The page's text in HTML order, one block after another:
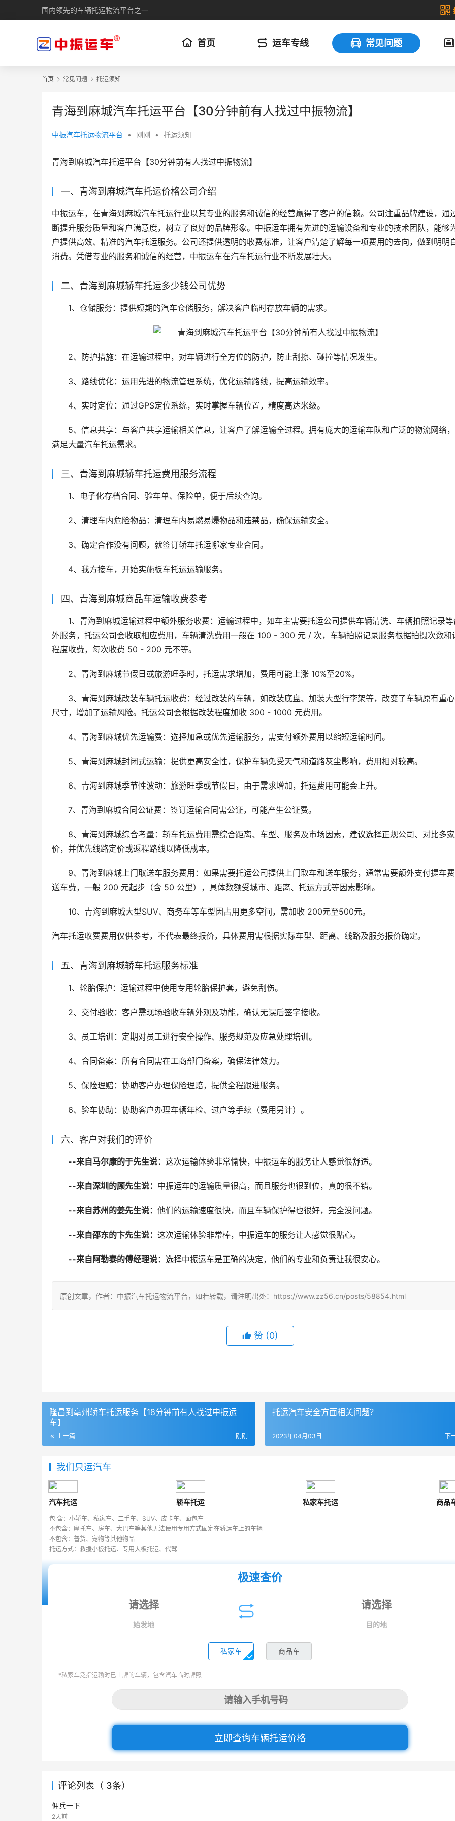
国内领先的车辆托运物流平台之一
首页 运车专线 常见问题
首页 常见问题 托运须知
青海到麻城汽车托运平台【30分钟前有人找过中振物流】
中振汽车托运物流平台 • 刚刚 • 托运须知
青海到麻城汽车托运平台【30分钟前有人找过中振物流】
一、青海到麻城汽车托运价格公司介绍
中振运车，在青海到麻城汽车托运行业以其专业的服务和诚信的经营赢得了客户的信赖。公司注重品牌建设，通
断提升服务质量和客户满意度，树立了良好的品牌形象。中振运车拥有先进的运输设备和专业的技术团队，能够
户提供高效、精准的汽车托运服务。公司还提供透明的收费标准，让客户清楚了解每一项费用的去向，做到明明
消费。凭借专业的服务和诚信的经营，中振运车在汽车托运行业不断发展壮大。
二、青海到麻城轿车托运多少钱公司优势
1、仓储服务：提供短期的汽车仓储服务，解决客户临时存放车辆的需求。
2、防护措施：在运输过程中，对车辆进行全方位的防护，防止刮擦、碰撞等情况发生。
3、路线优化：运用先进的物流管理系统，优化运输路线，提高运输效率。
4、实时定位：通过GPS定位系统，实时掌握车辆位置，精度高达米级。
5、信息共享：与客户共享运输相关信息，让客户了解运输全过程。拥有庞大的运输车队和广泛的物流网络
满足大量汽车托运需求。
三、青海到麻城轿车托运费用服务流程
1、电子化存档合同、验车单、保险单，便于后续查询。
2、清理车内危险物品：清理车内易燃易爆物品和违禁品，确保运输安全。
3、确定合作没有问题，就签订轿车托运哪家专业合同。
4、我方接车，开始实施板车托运运输服务。
四、青海到麻城商品车运输收费参考
1、青海到麻城运输过程中额外服务收费：运输过程中，如车主需要托运公司提供车辆清洗、车辆拍照记录
外服务，托运公司会收取相应费用，车辆清洗费用一般在 100 - 300 元 / 次，车辆拍照记录服务根据拍摄次数和
程度收费，每次收费 50 - 200 元不等。
2、青海到麻城节假日或旅游旺季时，托运需求增加，费用可能上涨 10%至20%。
3、青海到麻城改装车辆托运收费：经过改装的车辆，如改装底盘、加装大型行李架等，改变了车辆原有重
尺寸，增加了运输风险。托运公司会根据改装程度加收 300 - 1000 元费用。
4、青海到麻城优先运输费：选择加急或优先运输服务，需支付额外费用以缩短运输时间。
5、青海到麻城封闭式运输：提供更高安全性，保护车辆免受天气和道路灰尘影响，费用相对较高。
6、青海到麻城季节性波动：旅游旺季或节假日，由于需求增加，托运费用可能会上升。
7、青海到麻城合同公证费：签订运输合同需公证，可能产生公证费。
8、青海到麻城综合考量：轿车托运费用需综合距离、车型、服务及市场因素，建议选择正规公司、对比多
价，并优先线路定价或返程路线以降低成本。
9、青海到麻城上门取送车服务费用：如果需要托运公司提供上门取车和送车服务，通常需要额外支付提车
送车费，一般 200 元起步（含 50 公里），具体数额受城市、距离、托运方式等因素影响。
10、青海到麻城大型SUV、商务车等车型因占用更多空间，需加收 200元至500元。
汽车托运收费费用仅供参考，不代表最终报价，具体费用需根据实际车型、距离、线路及服务报价确定。
五、青海到麻城轿车托运服务标准
1、轮胎保护：运输过程中使用专用轮胎保护套，避免刮伤。
2、交付验收：客户需现场验收车辆外观及功能，确认无误后签字接收。
3、员工培训：定期对员工进行安全操作、服务规范及应急处理培训。
4、合同备案：所有合同需在工商部门备案，确保法律效力。
5、保险理赔：协助客户办理保险理赔，提供全程跟进服务。
6、验车协助：协助客户办理车辆年检、过户等手续（费用另计）。
六、客户对我们的评价
--来自马尔康的于先生说： 这次运输体验非常愉快，中振运车的服务让人感觉很舒适。
--来自深圳的顾先生说： 中振运车的运输质量很高，而且服务也很到位，真的很不错。
--来自苏州的姜先生说： 他们的运输速度很快，而且车辆保护得也很好，完全没问题。
--来自邵东的卞先生说： 这次运输体验非常棒，中振运车的服务让人感觉很贴心。
--来自阿勒泰的傅经理说： 选择中振运车是正确的决定，他们的专业和负责让我很安心。
原创文章，作者：中振汽车托运物流平台，如若转载，请注明出处：https://www.zz56.cn/posts/58854.html
赞 (0)
隆昌到亳州轿车托运服务【18分钟前有人找过中振运
车】
上一篇 刚刚
托运汽车安全方面相关问题？
下
2023年04月03日
我们只运汽车
汽车托运 轿车托运 私家车托运 商品
包 含：小轿车、私家车、二手车、SUV、皮卡车、面包车
不包含：摩托车、房车、大巴车等其他无法使用专用方式固定在轿运车上的车辆
不包含：普货、宠物等其他物品
托运方式：救援小板托运、专用大板托运、代驾
极速查价
始发地 目的地
私家车 商品车
*私家车泛指运输时已上牌的车辆，包含汽车临时牌照
立即查询车辆托运价格
评论列表（ 3条）
佣兵一下
2天前